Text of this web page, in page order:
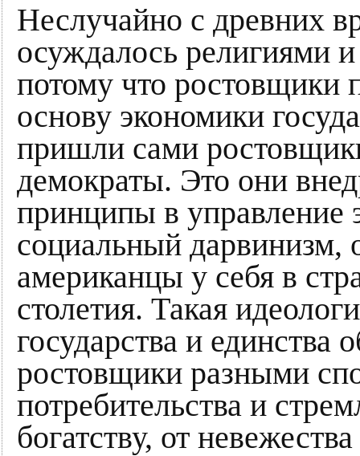
Неслучайно с древних
осуждалось религиями
потому что
основу экономики
пришли сами
демократы. Это они
принципы в управление
социальный дарвинизм,
американцы у себя в
столетия. Такая
государства и
ростовщики разными
потребительства и
богатству, от